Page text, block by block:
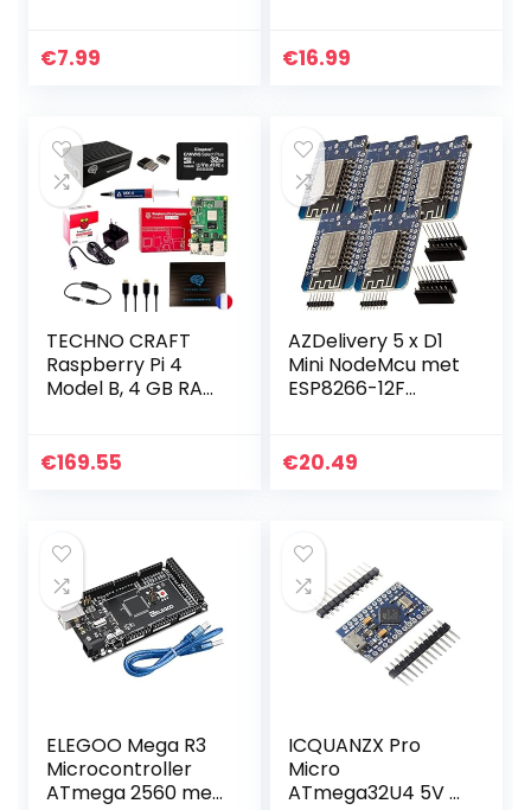
met ABS
€7.99
met 4×20 Tekens
€16.99
TECHNO CRAFT
Raspberry Pi 4
Model B, 4 GB RAM
officiële voeding
€169.55
AZDelivery 5 x D1
Mini NodeMcu met
ESP8266-12F
compatibel met
€20.49
ELEGOO Mega R3
Microcontroller
ATmega 2560 met
ICQUANZX Pro
Micro
ATmega32U4 5V /